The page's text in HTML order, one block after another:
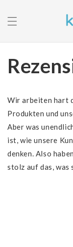
springen
Wir arbeiten hart
Produkten und
Aber was
ist, wie unsere
denken. Also
stolz auf das, was